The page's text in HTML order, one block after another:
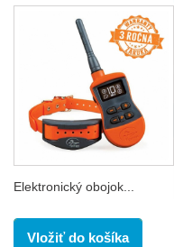
Elektronický obojok...
Vložiť do košíka